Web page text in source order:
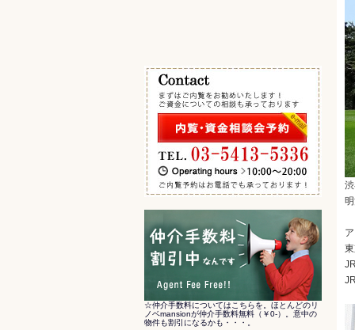
☆仲介手数料についてはこちらを。ほとんどのリ
ノベmansionが仲介手数料無料（￥0-）。意中の
物件も割引になるかも・・・。